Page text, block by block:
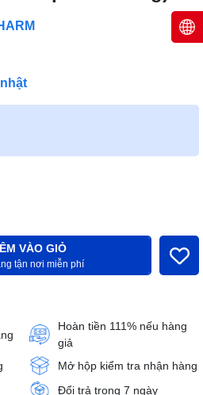
VÀO GIỎ
tận nơi miễn phí
Hoàn tiền 111% nếu hàng
giả
Mở hộp kiểm tra nhận hàng
Đổi trả trong 7 ngày